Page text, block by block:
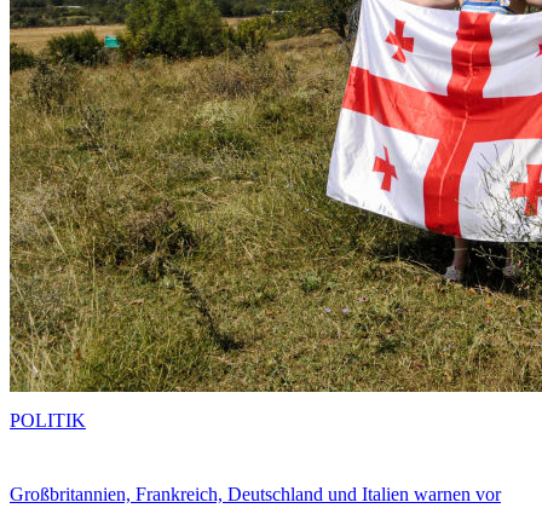
Großbritannien, Frankreich, Deutschland und Italien warnen vor
POLITIK